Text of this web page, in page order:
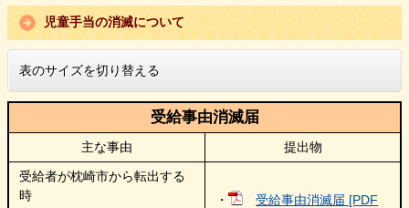
児童手当の消滅について
表のサイズを切り替える
受給事由消滅届
主な事由
提出物
受給者が枕崎市から転出する
時
・
受給事由消滅届 [PDF